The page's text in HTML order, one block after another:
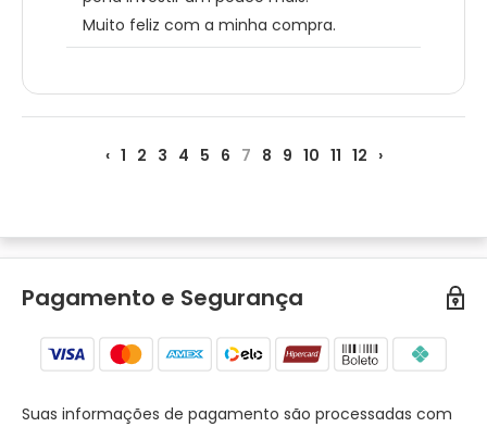
Muito feliz com a minha compra.
‹ 1 2 3 4 5 6 7 8 9 10 11 12 ›
Pagamento e Segurança
Suas informações de pagamento são processadas com